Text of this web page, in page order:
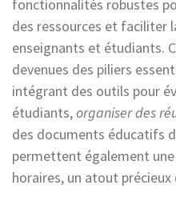
fonctionnalités robustes
des ressources et faciliter
enseignants et étudiants.
devenues des piliers
intégrant des outils pour
étudiants,organiser des
des documents éducatifs
permettent également
horaires, un atout